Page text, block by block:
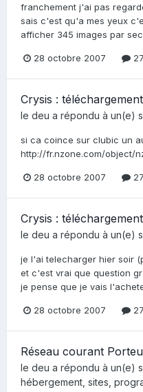
franchement j'ai pas
sais c'est qu'a mes yeux
afficher 345 images par
28 octobre 2007
Crysis :
le deu a répondu à un(e)
si ca coince sur clubic un
http://fr.nzone.com/object/
28 octobre 2007
Crysis :
le deu a répondu à un(e)
je l'ai telecharger hier soir
et c'est vrai que question
je pense que je vais
28 octobre 2007
Réseau courant
le deu a répondu à un(e)
hébergement, sites,